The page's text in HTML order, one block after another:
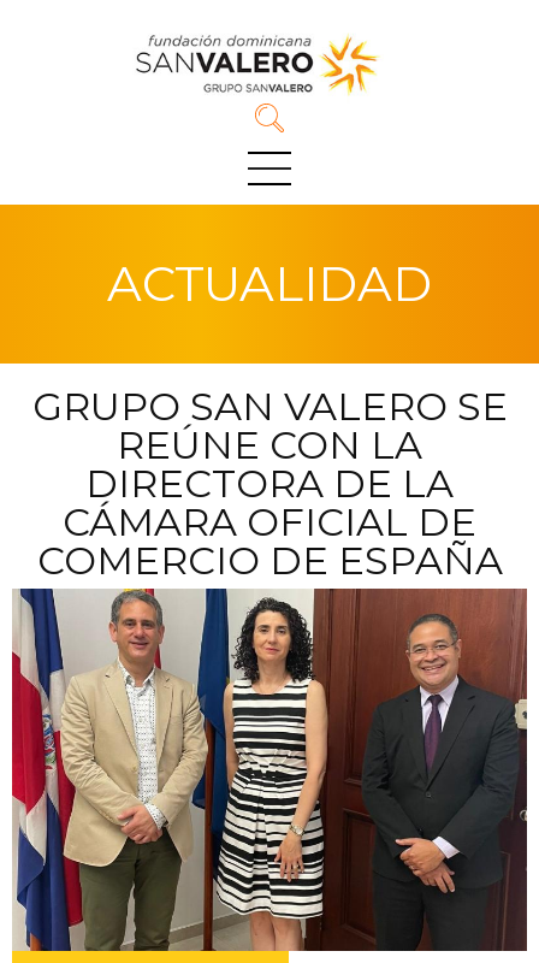
ACTUALIDAD
GRUPO SAN VALERO SE
REÚNE CON LA
DIRECTORA DE LA
CÁMARA OFICIAL DE
COMERCIO DE ESPAÑA